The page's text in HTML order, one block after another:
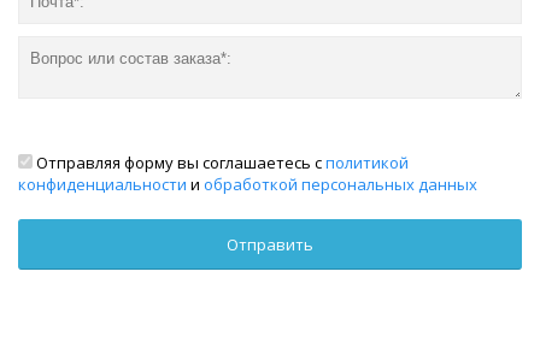
Отправляя форму вы соглашаетесь сполитикой
конфиденциальности и обработкой персональных данных